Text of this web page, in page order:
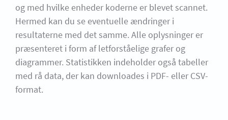
og med hvilke enheder koderne er blevet scannet.
Hermed kan du se eventuelle ændringer i
resultaterne med det samme. Alle oplysninger er
præsenteret i form af letforståelige grafer og
diagrammer. Statistikken indeholder også tabeller
med rå data, der kan downloades i PDF- eller CSV-
format.